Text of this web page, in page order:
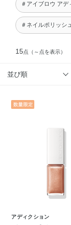
＃アイブロウ アデ
＃ネイルポリッシ
15点 （～点を表示）
並び順
アディクション